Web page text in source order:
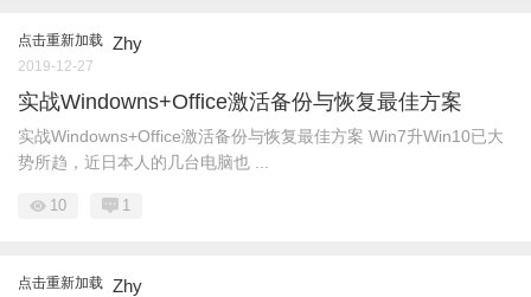
点击重新加载 Zhy
2019-12-27
实战Windowns+Office激活备份与恢复最佳方案
实战Windowns+Office激活备份与恢复最佳方案 Win7升Win10已大
势所趋，近日本人的几台电脑也 ...
10 1
点击重新加载 Zhy